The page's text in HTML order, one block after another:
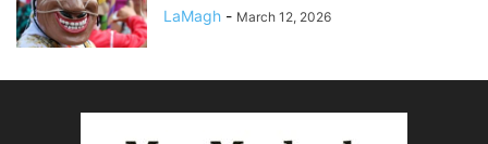
LaMagh - March 12, 2026